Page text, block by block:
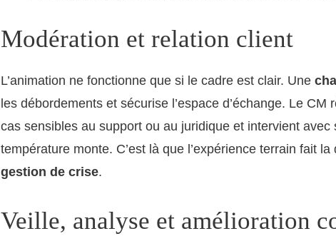
Modération et relation client
L’animation ne fonctionne que si le cadre est clair. Une
les débordements et sécurise l’espace d’échange. Le CM
cas sensibles au support ou au juridique et intervient avec
température monte. C’est là que l’expérience terrain fait
gestion de crise.
Veille, analyse et amélioration